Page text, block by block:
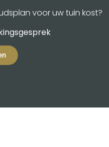
voor uw tuin kost?